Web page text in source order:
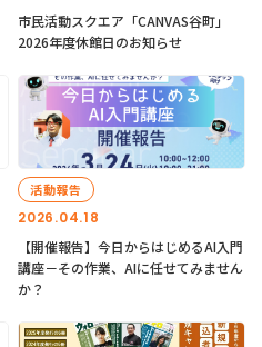
市民活動スクエア「CANVAS谷町」
2026年度休館日のお知らせ
2026.04.18
活動報告
【開催報告】今日からはじめるAI入門
講座－その作業、AIに任せてみません
か？